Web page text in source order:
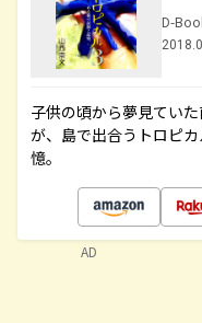
D-
子供の頃から夢見てい
が、島で出合うトロピ
憶。
AD